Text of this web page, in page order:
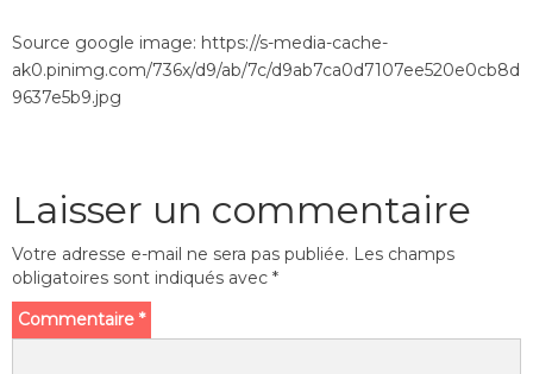
Source google image: https://s-media-cache-
ak0.pinimg.com/736x/d9/ab/7c/d9ab7ca0d7107ee520e0cb8d
9637e5b9.jpg
Laisser un commentaire
Votre adresse e-mail ne sera pas publiée. Les champs
obligatoires sont indiqués avec *
Commentaire *